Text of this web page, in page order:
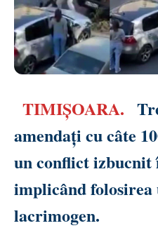
TIMIȘOARA.
amendați cu câte
un conflict izbucnit
implicând folosirea
lacrimogen.